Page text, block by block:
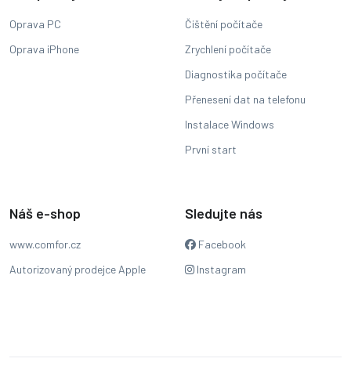
Oprava PC
Oprava iPhone
Čištění počítače
Zrychlení počítače
Diagnostika počítače
Přenesení dat na telefonu
Instalace Windows
První start
Náš e-shop
www.comfor.cz
Autorizovaný prodejce Apple
Sledujte nás
Facebook
Instagram